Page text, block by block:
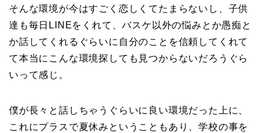
そんな環境が今はすごく恋しくてたまらないし、子供
達も毎日LINEをくれて、バスケ以外の悩みとか愚痴と
か話してくれるぐらいに自分のことを信頼してくれて
て本当にこんな環境探しても見つからないだろうぐら
いって感じ。
僕が長々と話しちゃうぐらいに良い環境だった上に、
これにプラスで夏休みということもあり、学校の事を